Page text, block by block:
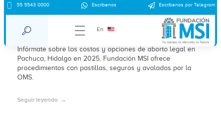
55 5543 0000 Escríbenos Escríbenos por Telegram
En
¿Cuánto cuesta un aborto en Pachuca en
2025?
Infórmate sobre los costos y opciones de aborto legal en
Pachuca, Hidalgo en 2025. Fundación MSI ofrece
procedimientos con pastillas, seguros y avalados por la
OMS.
Seguir leyendo